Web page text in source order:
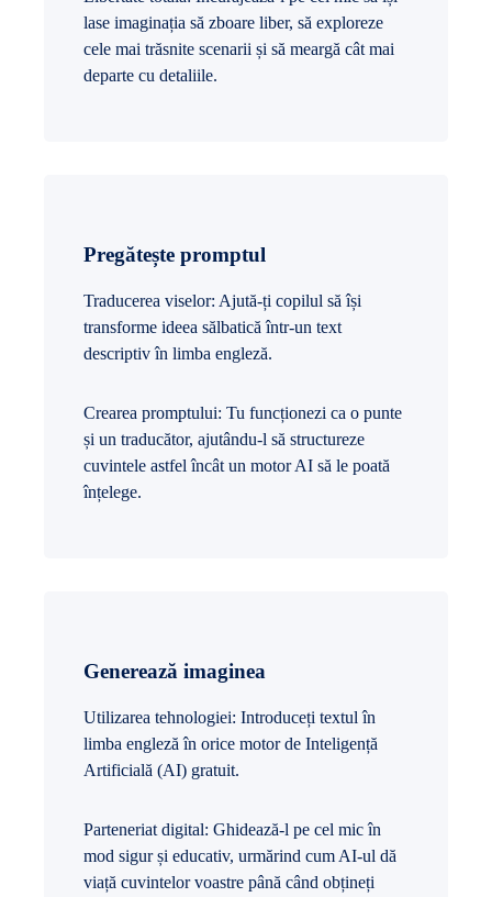
lase imaginația să zboare liber, să exploreze
cele mai trăsnite scenarii și să meargă cât mai
departe cu detaliile.
Pregătește promptul
Traducerea viselor: Ajută-ți copilul să își
transforme ideea sălbatică într-un text
descriptiv în limba engleză.
Crearea promptului: Tu funcționezi ca o punte
și un traducător, ajutându-l să structureze
cuvintele astfel încât un motor AI să le poată
înțelege.
Generează imaginea
Utilizarea tehnologiei: Introduceți textul în
limba engleză în orice motor de Inteligență
Artificială (AI) gratuit.
Parteneriat digital: Ghidează-l pe cel mic în
mod sigur și educativ, urmărind cum AI-ul dă
viață cuvintelor voastre până când obțineți